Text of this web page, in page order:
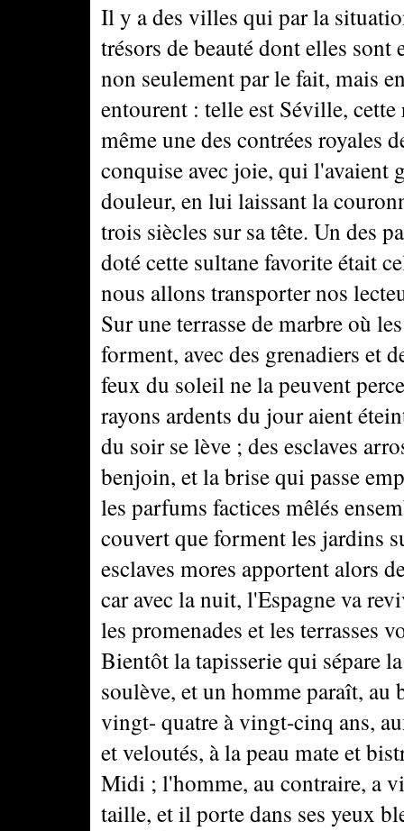
Il y a des villes qui par la
trésors de beauté dont elles
non seulement par le fait, mais
entourent : telle est Séville,
même une des contrées royales
conquise avec joie, qui l'avaient
douleur, en lui laissant la
trois siècles sur sa tête. Un des
doté cette sultane favorite était
nous allons transporter nos
Sur une terrasse de marbre où
forment, avec des grenadiers et
feux du soleil ne la peuvent
rayons ardents du jour aient
du soir se lève ; des esclaves
benjoin, et la brise qui passe
les parfums factices mêlés
couvert que forment les jardins
esclaves mores apportent alors
car avec la nuit, l'Espagne va
les promenades et les terrasses
Bientôt la tapisserie qui sépare
soulève, et un homme paraît, au
vingt- quatre à vingt-cinq ans,
et veloutés, à la peau mate et
Midi ; l'homme, au contraire, a
taille, et il porte dans ses yeux